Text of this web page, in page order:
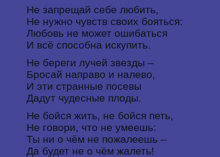
Не запрещай себе любить,
Не нужно чувств своих бояться:
Любовь не может ошибаться
И всё способна искупить.
Не береги лучей звезды –
Бросай направо и налево,
И эти странные посевы
Дадут чудесные плоды.
Не бойся жить, не бойся петь,
Не говори, что не умеешь:
Ты ни о чём не пожалеешь –
Да будет не о чём жалеть!